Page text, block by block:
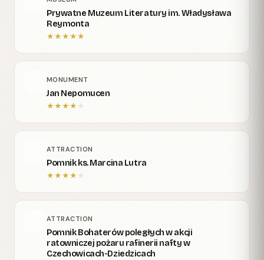
Prywatne Muzeum Literatury im. Władysława
Reymonta
★★★★★
MONUMENT
Jan Nepomucen
★★★★ ★
ATTRACTION
Pomnik ks. Marcina Lutra
★★★★ ★
ATTRACTION
Pomnik Bohaterów poległych w akcji
ratowniczej pożaru rafinerii nafty w
Czechowicach-Dziedzicach